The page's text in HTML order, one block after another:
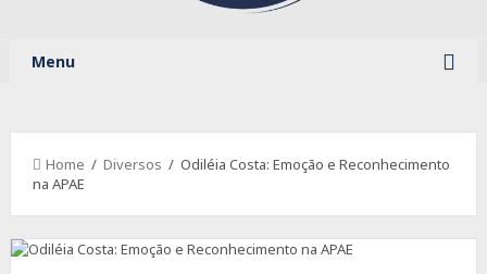
Menu
Home / Diversos / Odiléia Costa: Emoção e Reconhecimento
na APAE